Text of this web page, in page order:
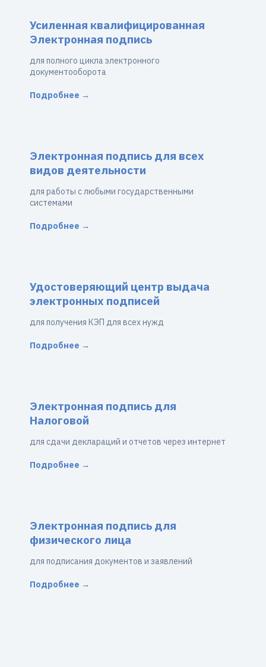
Усиленная квалифицированная
Электронная подпись
для полного цикла электронного
документооборота
Подробнее →
Электронная подпись для всех
видов деятельности
для работы с любыми государственными
системами
Подробнее →
Удостоверяющий центр выдача
электронных подписей
для получения КЭП для всех нужд
Подробнее →
Электронная подпись для
Налоговой
для сдачи деклараций и отчетов через интернет
Подробнее →
Электронная подпись для
физического лица
для подписания документов и заявлений
Подробнее →